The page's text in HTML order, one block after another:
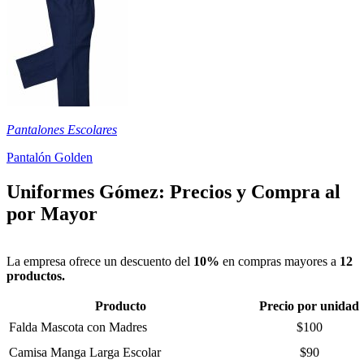
Pantalones Escolares
Pantalón Golden
Uniformes Gómez: Precios y Compra al
por Mayor
La empresa ofrece un descuento del 10% en compras mayores a 12
productos.
Producto
Precio por unidad
Falda Mascota con Madres
$100
Camisa Manga Larga Escolar
$90